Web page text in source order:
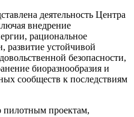
деятельность Центра
внедрение
рациональное
развитие устойчивой
безопасности,
биоразнообразия и
сообществ к последствиям
пилотным проектам,